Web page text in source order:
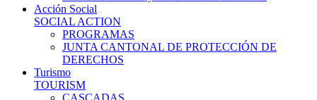
Acción Social
SOCIAL ACTION
PROGRAMAS
JUNTA CANTONAL DE PROTECCIÓN DE
DERECHOS
Turismo
TOURISM
CASCADAS